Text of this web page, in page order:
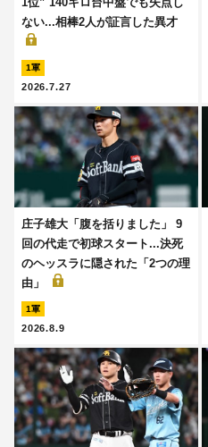
ない...相棒2人が証言した異才
1軍
2026.7.27
庄子雄大「腹を括りました」 9
回の代走で初球スタート...決死
のヘッスラに隠された「2つの理
由」
1軍
2026.8.9